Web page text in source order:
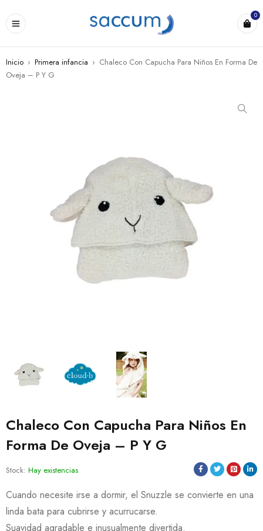
0
Inicio › Primera infancia › Chaleco Con Capucha Para Niños En Forma De
Oveja – P Y G
Chaleco Con Capucha Para Niños En
Forma De Oveja – P Y G
Stock: Hay existencias
Cuando necesite irse a dormir, el Snuzzle se convierte en una
linda bata para cubrirse y acurrucarse.
Suavidad agradable e inusualmente divertida.